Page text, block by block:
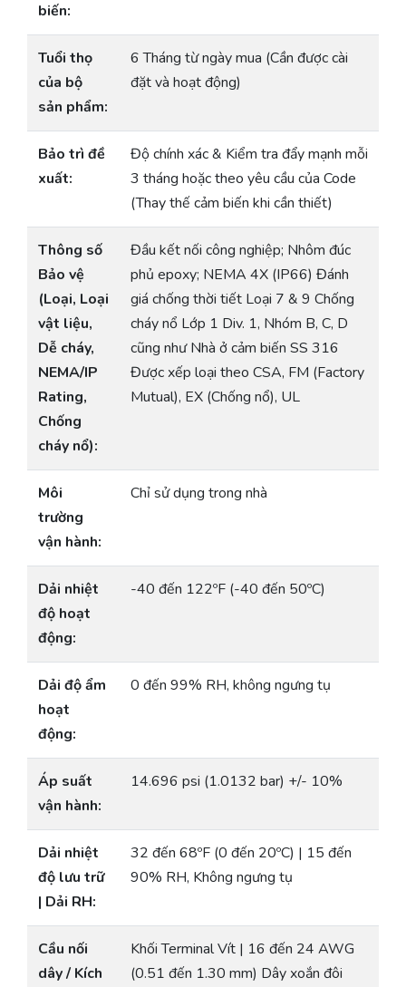
biến:
Tuổi thọ
của bộ
sản phẩm:
6 Tháng từ ngày mua (Cần được cài
đặt và hoạt động)
Bảo trì đề
xuất:
Độ chính xác & Kiểm tra đẩy mạnh mỗi
3 tháng hoặc theo yêu cầu của Code
(Thay thế cảm biến khi cần thiết)
Thông số
Bảo vệ
(Loại, Loại
vật liệu,
Dễ cháy,
NEMA/IP
Rating,
Chống
cháy nổ):
Đầu kết nối công nghiệp; Nhôm đúc
phủ epoxy; NEMA 4X (IP66) Đánh
giá chống thời tiết Loại 7 & 9 Chống
cháy nổ Lớp 1 Div. 1, Nhóm B, C, D
cũng như Nhà ở cảm biến SS 316
Được xếp loại theo CSA, FM (Factory
Mutual), EX (Chống nổ), UL
Môi
trường
vận hành:
Chỉ sử dụng trong nhà
Dải nhiệt
độ hoạt
động:
-40 đến 122ºF (-40 đến 50ºC)
Dải độ ẩm
hoạt
động:
0 đến 99% RH, không ngưng tụ
Áp suất
vận hành:
14.696 psi (1.0132 bar) +/- 10%
Dải nhiệt
độ lưu trữ
| Dải RH:
32 đến 68ºF (0 đến 20ºC) | 15 đến
90% RH, Không ngưng tụ
Cầu nối
dây / Kích
Khối Terminal Vít | 16 đến 24 AWG
(0.51 đến 1.30 mm) Dây xoắn đôi